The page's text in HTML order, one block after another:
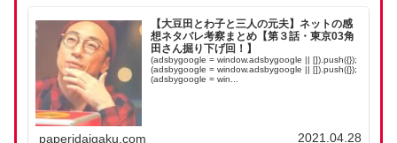
【大豆田とわ子と三人の元夫】ネットの感
想ネタバレ考察まとめ【第３話・東京03角
田さん掘り下げ回！】
(adsbygoogle = window.adsbygoogle || []).push({});
(adsbygoogle = window.adsbygoogle || []).push({});
(adsbygoogle = win...
paperidaigaku.com 2021.04.28